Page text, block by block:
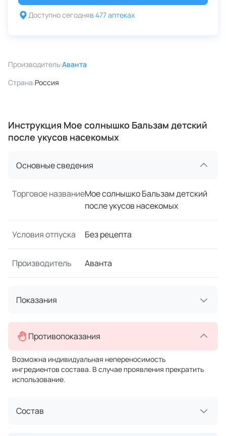
Доступно сегодняв 477 аптеках
Производитель:Аванта
Страна:Россия
Инструкция Мое солнышко Бальзам детский
после укусов насекомых
Основные сведения
Торговое названиеМое солнышко Бальзам детский
после укусов насекомых
Условия отпуска Без рецепта
Производитель Аванта
Показания
Противопоказания
Возможна индивидуальная непереносимость
ингредиентов состава. В случае проявления прекратить
использование.
Состав